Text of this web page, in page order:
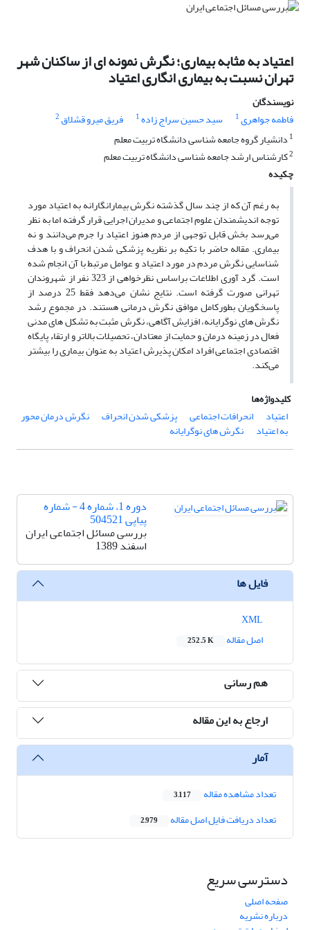
اعتیاد به مثابه بیماری؛ نگرش نمونه ای از ساکنان شهر
تهران نسبت به بیماری انگاری اعتیاد
نویسندگان
فاطمه جواهری1 سید حسین سراج زاده1 فریق میرو قشلاق 2
1 دانشیار گروه جامعه شناسی دانشگاه تربیت معلم
2کارشناس ارشد جامعه شناسی دانشگاه تربیت معلم
چکیده
به رغم آن که از چند سال گذشته نگرش بیمارانگارانه به اعتیاد مورد
توجه اندیشمندان علوم اجتماعی و مدیران اجرایی قرار گرفته اما به نظر
می‌رسد بخش قابل توجهی از مردم هنوز اعتیاد را جرم می‌دانند و نه
بیماری. مقاله حاضر با تکیه بر نظریه پزشکی شدن انحراف و با هدف
شناسایی نگرش مردم در مورد اعتیاد و عوامل مرتبط با آن انجام شده
است. گرد آوری اطلاعات براساس نظرخواهی از 323 نفر از شهروندان
تهرانی صورت گرفته است. نتایج نشان می‌دهد فقط 25 درصد از
پاسخگویان بطورکامل موافق نگرش درمانی هستند. در مجموع رشد
نگرش های نوگرایانه، افزایش آگاهی، نگرش مثبت به تشکل های مدنی
فعال در زمینه درمان و حمایت از معتادان، تحصیلات بالاتر و ارتقاء پایگاه
اقتصادی اجتماعی افراد امکان پذیرش اعتیاد به عنوان بیماری را بیشتر
می‌کند.
کلیدواژه‌ها
اعتیاد
انحرافات اجتماعی پزشکی شدن انحراف نگرش درمان محور
به اعتیاد نگرش های نوگرایانه
دوره 1، شماره 4 - شماره
پیاپی 504521
بررسی مسائل اجتماعی ایران
اسفند 1389
فایل ها
اصل مقاله
252.5 K
هم رسانی
ارجاع به این مقاله
آمار
تعداد مشاهده مقاله 3,117
تعداد دریافت فایل اصل مقاله 2,979
دسترسی سریع
صفحه اصلی
درباره نشریه